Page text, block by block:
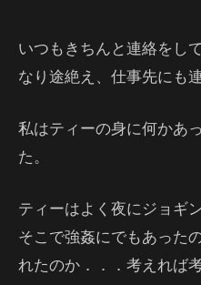
いつもきちんと連絡をし
なり途絶え、仕事先にも
私はティーの身に何かあ
た。
ティーはよく夜にジョギ
そこで強姦にでもあった
れたのか．．．考えれば